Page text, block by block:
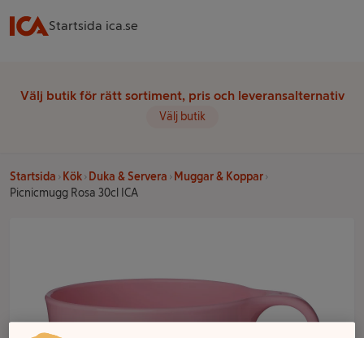
Startsida ica.se
Välj butik för rätt sortiment, pris och leveransalternativ
Välj butik
Startsida Kök Duka & Servera
Muggar & Koppar
Picnicmugg Rosa 30cl ICA